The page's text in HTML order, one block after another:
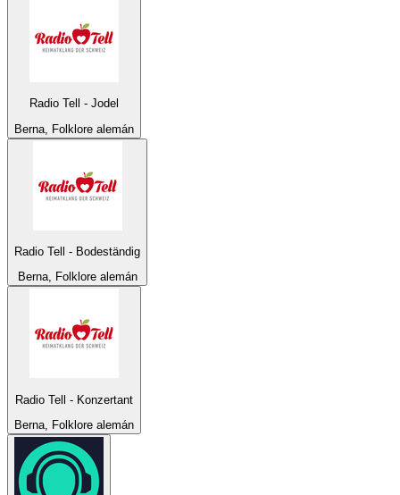
Radio Tell - Jodel
Berna, Folklore alemán
Radio Tell - Bodeständig
Berna, Folklore alemán
Radio Tell - Konzertant
Berna, Folklore alemán